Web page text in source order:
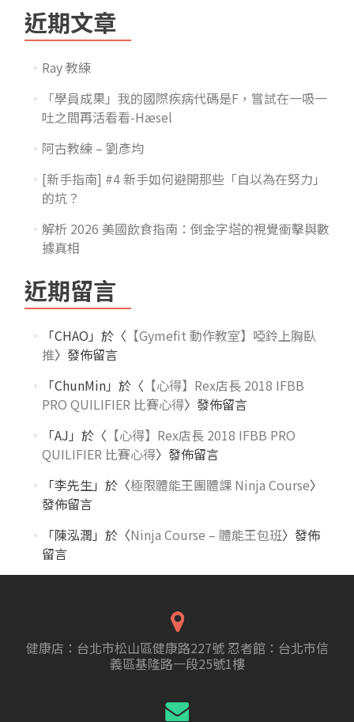
近期文章
Ray 教練
「學員成果」我的國際疾病代碼是F，嘗試在一吸一
吐之間再活看看-Hæsel
阿古教練 – 劉彥均
[新手指南] #4 新手如何避開那些「自以為在努力」
的坑？
解析 2026 美國飲食指南：倒金字塔的視覺衝擊與數
據真相
近期留言
「CHAO 」於〈 【Gymefit 動作教室】啞鈴上胸臥
推〉發佈留言
「ChunMin」於〈 【心得】Rex店長 2018 IFBB
PRO QUILIFIER 比賽心得〉發佈留言
「AJ 」於〈 【心得】Rex店長 2018 IFBB PRO
QUILIFIER 比賽心得〉發佈留言
「李先生」於〈極限體能王團體課 Ninja Course〉
發佈留言
「陳泓潤 」於〈Ninja Course – 體能王包班〉發佈
留言
健康店：台北市松山區健康路227號 忍者館：台北市信
義區基隆路一段25號1樓